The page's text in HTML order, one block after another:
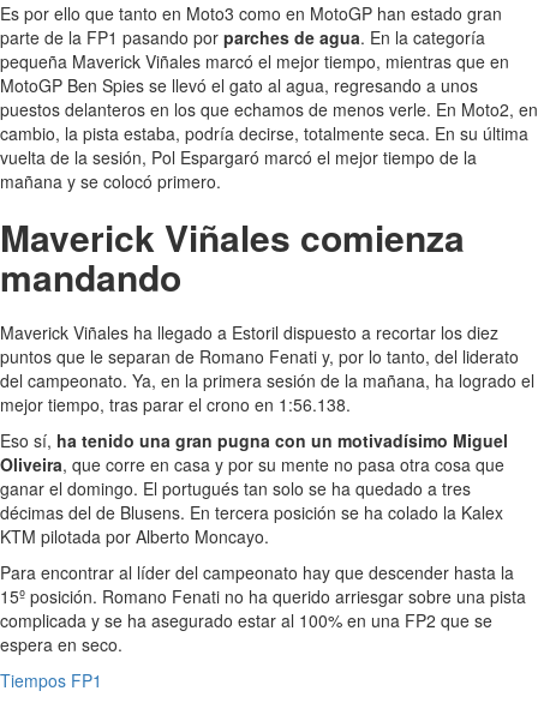
Es por ello que tanto en Moto3 como en MotoGP han estado gran
parte de la FP1 pasando por parches de agua. En la categoría
pequeña Maverick Viñales marcó el mejor tiempo, mientras que en
MotoGP Ben Spies se llevó el gato al agua, regresando a unos
puestos delanteros en los que echamos de menos verle. En Moto2, en
cambio, la pista estaba, podría decirse, totalmente seca. En su última
vuelta de la sesión, Pol Espargaró marcó el mejor tiempo de la
mañana y se colocó primero.
Maverick Viñales comienza
mandando
Maverick Viñales ha llegado a Estoril dispuesto a recortar los diez
puntos que le separan de Romano Fenati y, por lo tanto, del liderato
del campeonato. Ya, en la primera sesión de la mañana, ha logrado el
mejor tiempo, tras parar el crono en 1:56.138.
Eso sí, ha tenido una gran pugna con un motivadísimo Miguel
Oliveira, que corre en casa y por su mente no pasa otra cosa que
ganar el domingo. El portugués tan solo se ha quedado a tres
décimas del de Blusens. En tercera posición se ha colado la Kalex
KTM pilotada por Alberto Moncayo.
Para encontrar al líder del campeonato hay que descender hasta la
15º posición. Romano Fenati no ha querido arriesgar sobre una pista
complicada y se ha asegurado estar al 100% en una FP2 que se
espera en seco.
Tiempos FP1